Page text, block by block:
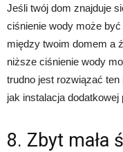
Jeśli twój dom znajduje
ciśnienie wody może
między twoim domem a
niższe ciśnienie wody
trudno jest rozwiązać
jak instalacja
8. Zbyt mała